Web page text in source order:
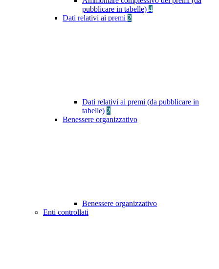
pubblicare in tabelle) 4
Dati relativi ai premi 2
Dati relativi ai premi (da pubblicare in
tabelle) 2
Benessere organizzativo
Benessere organizzativo
Enti controllati